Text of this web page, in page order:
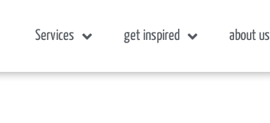
Services get inspired about us